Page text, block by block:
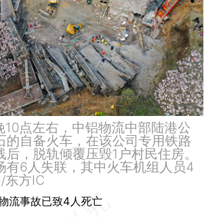
10点左右，中铝物流中部陆港公
的自备火车，在该公司专用铁路
，脱轨倾覆压毁1户村民住房。
有6人失联，其中火车机组人员4
东方IC
流事故已致4人死亡